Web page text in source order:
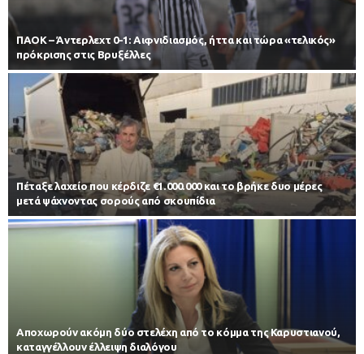
ΠΑΟΚ – Άντερλεχτ 0-1: Αιφνιδιασμός, ήττα και τώρα «τελικός»
πρόκρισης στις Βρυξέλλες
Πέταξε λαχείο που κέρδιζε €1.000.000 και το βρήκε δυο μέρες
μετά ψάχνοντας σορούς από σκουπίδια
Αποχωρούν ακόμη δύο στελέχη από το κόμμα της Καρυστιανού,
καταγγέλλουν έλλειψη διαλόγου